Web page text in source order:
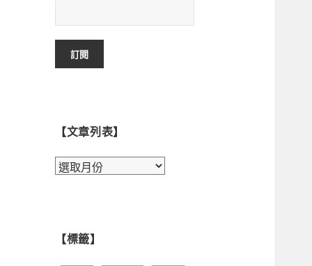
【文章列表】
【文
【標籤】